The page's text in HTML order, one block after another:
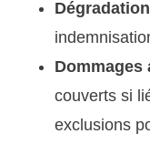
Dommages
couverts si
exclusions